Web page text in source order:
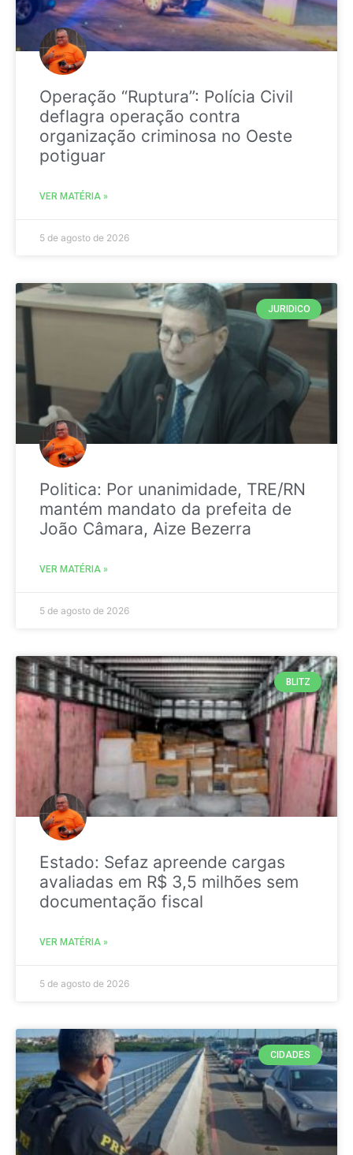
Operação “Ruptura”: Polícia Civil
deflagra operação contra
organização criminosa no Oeste
potiguar
VER MATÉRIA »
5 de agosto de 2026
JURIDICO
Politica: Por unanimidade, TRE/RN
mantém mandato da prefeita de
João Câmara, Aize Bezerra
VER MATÉRIA »
5 de agosto de 2026
BLITZ
Estado: Sefaz apreende cargas
avaliadas em R$ 3,5 milhões sem
documentação fiscal
VER MATÉRIA »
5 de agosto de 2026
CIDADES